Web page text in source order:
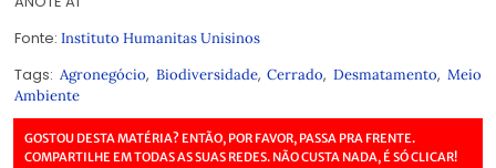
Fonte: Instituto Humanitas Unisinos
Tags: Agronegócio, Biodiversidade,Cerrado,Desmatamento,Meio
Ambiente
GOSTOU DESTA MATÉRIA? ENTÃO, POR FAVOR, PASSA PRA FRENTE.
COMPARTILHE EM TODAS AS SUAS REDES. NÃO CUSTA NADA, É SÓ CLICAR!